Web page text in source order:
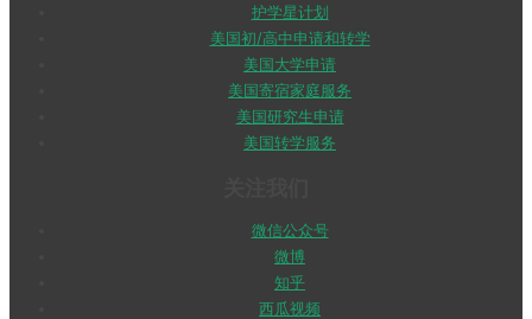
护学星计划
美国初/高中申请和转学
美国大学申请
美国寄宿家庭服务
美国研究生申请
美国转学服务
微信公众号
微博
知乎
西瓜视频